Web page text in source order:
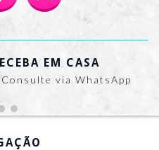
EM CASA
via WhatsApp